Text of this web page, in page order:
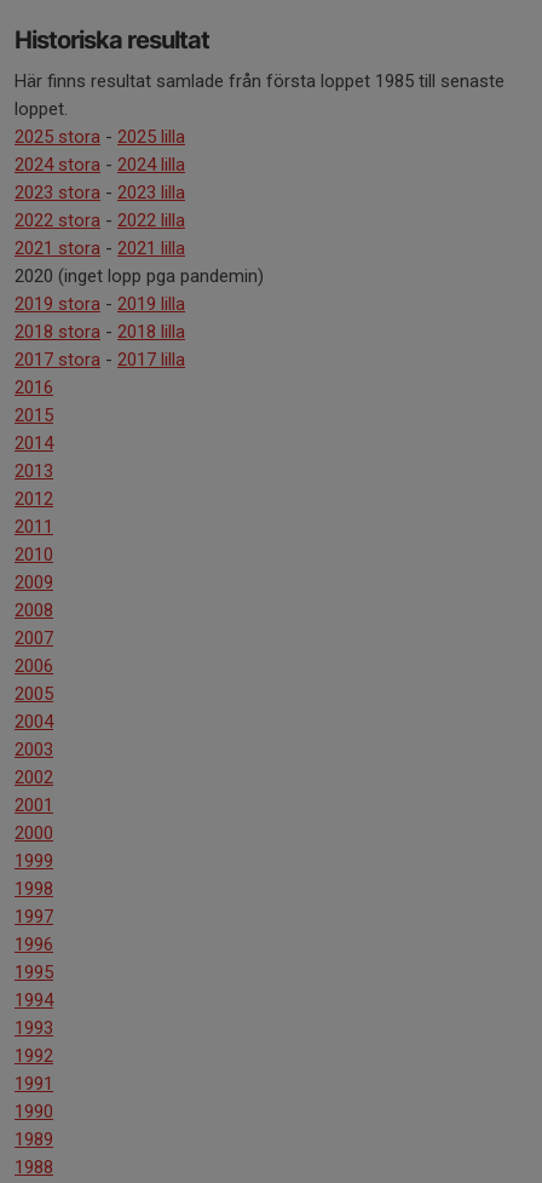
Historiska resultat
Här finns resultat samlade från första loppet 1985 till senaste
loppet.
2025 stora - 2025 lilla
2024 stora - 2024 lilla
2023 stora - 2023 lilla
2022 stora - 2022 lilla
2021 stora - 2021 lilla
2020 (inget lopp pga pandemin)
2019 stora - 2019 lilla
2018 stora - 2018 lilla
2017 stora - 2017 lilla
2016
2015
2014
2013
2012
2011
2010
2009
2008
2007
2006
2005
2004
2003
2002
2001
2000
1999
1998
1997
1996
1995
1994
1993
1992
1991
1990
1989
1988